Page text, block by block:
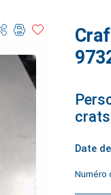
Date
Numéro